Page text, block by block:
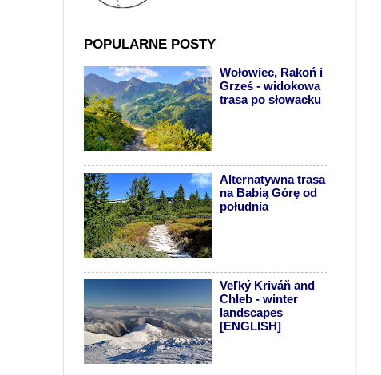
POPULARNE POSTY
Wołowiec, Rakoń i
Grześ - widokowa
trasa po słowacku
Alternatywna trasa
na Babią Górę od
południa
Veľký Kriváň and
Chleb - winter
landscapes
[ENGLISH]